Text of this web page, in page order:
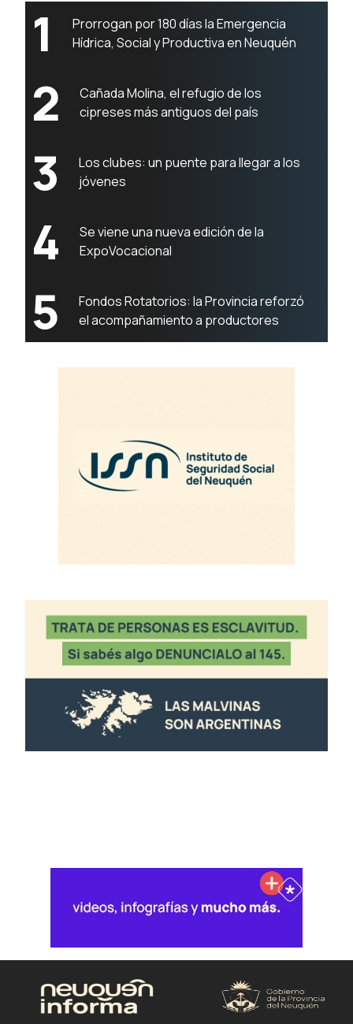
1
Prorrogan por 180 días la Emergencia
Hídrica, Social y Productiva en Neuquén
2
Cañada Molina, el refugio de los
cipreses más antiguos del país
3
Los clubes: un puente para llegar a los
jóvenes
4
Se viene una nueva edición de la
ExpoVocacional
5
Fondos Rotatorios: la Provincia reforzó
el acompañamiento a productores